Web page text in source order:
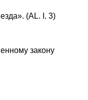
(AL. I. 3)
закону